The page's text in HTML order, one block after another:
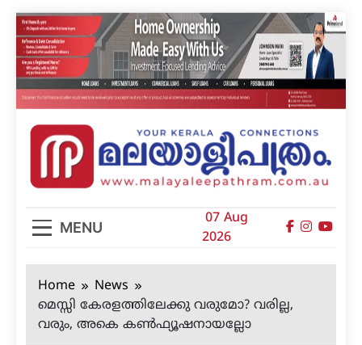
Skip
to
content
മലയാളിപത്രം
MENU
07 Aug
2026
Home
News
മെസ്സി കേരളത്തിലേക്കു വരുമോ? വരില്ല,
വരും, അകെ കണ്‍ഫ്യൂഷനായല്ലോ